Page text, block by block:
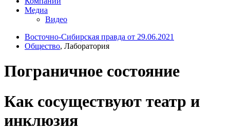
Медиа
Видео
Восточно-Сибирская правда от 29.06.2021
Общество, Лаборатория
Пограничное состояние
Как сосуществуют театр и
инклюзия